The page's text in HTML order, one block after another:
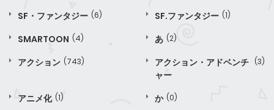
SF・ファンタジー (6) SF.ファンタジー (1)
SMARTOON (4) あ (2)
アクション (743)
アクション・アドベンチ
ャー
(3)
アニメ化 (1) か (0)